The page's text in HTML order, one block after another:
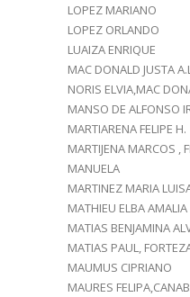
LOPEZ MARIANO
LOPEZ ORLANDO
LUAIZA ENRIQUE
MAC DONALD JUSTA
NORIS ELVIA,MAC
MANSO DE ALFONSO
MARTIARENA FELIPE H.
MARTIJENA MARCOS ,
MANUELA
MARTINEZ MARIA
MATHIEU ELBA AMALIA
MATIAS BENJAMINA
MATIAS PAUL,
MAUMUS CIPRIANO
MAURES